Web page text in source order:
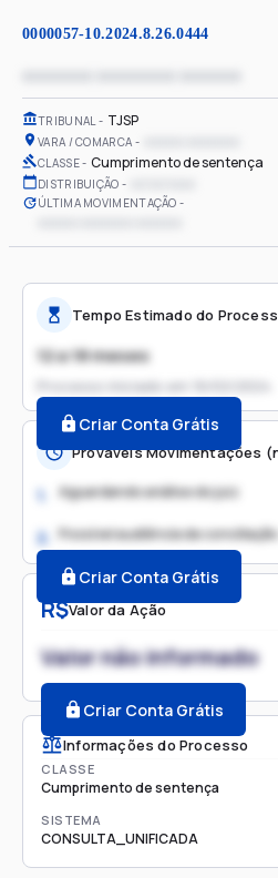
0000057-10.2024.8.26.0444
TRIBUNAL TJSP
VARA / COMARCA
CLASSE Cumprimento de sentença
DISTRIBUIÇÃO
ÚLTIMA MOVIMENTAÇÃO
R$Valor da Ação
Valor não informado
Criar Conta Grátis
Informações do Processo
CLASSE
Cumprimento de sentença
SISTEMA
CONSULTA_UNIFICADA
Tempo Estimado do
12 a 18 meses
Processo iniciado em
Criar Conta Grátis
Prováveis Movimentações
1. Aguardando análise do juiz
2. Possível audiência de conciliação
Criar Conta Grátis